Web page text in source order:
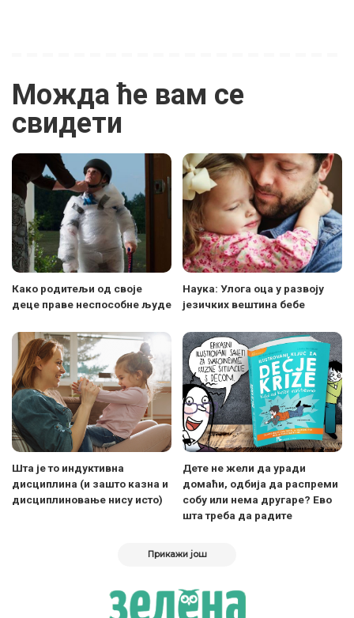
Можда ће вам се
свидети
Како родитељи од своје
деце праве неспособне људе
Наука: Улога оца у развоју
језичких вештина бебе
Шта је то индуктивна
дисциплина (и зашто казна и
дисциплиновање нису исто)
Дете не жели да уради
домаћи, одбија да распреми
собу или нема другаре? Ево
шта треба да радите
Прикажи још